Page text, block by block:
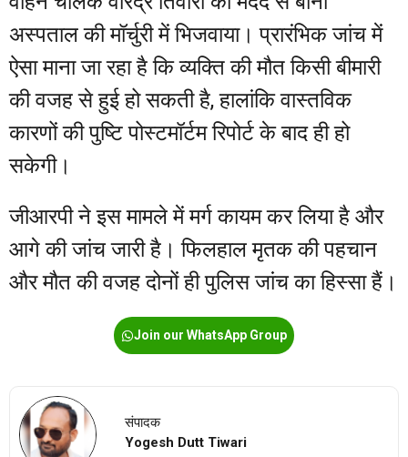
अस्पताल की मॉर्चुरी में भिजवाया। प्रारंभिक जांच में
ऐसा माना जा रहा है कि व्यक्ति की मौत किसी बीमारी
की वजह से हुई हो सकती है, हालांकि वास्तविक
कारणों की पुष्टि पोस्टमॉर्टम रिपोर्ट के बाद ही हो
सकेगी।
जीआरपी ने इस मामले में मर्ग कायम कर लिया है और
आगे की जांच जारी है। फिलहाल मृतक की पहचान
और मौत की वजह दोनों ही पुलिस जांच का हिस्सा हैं।
Join our WhatsApp Group
संपादक
Yogesh Dutt Tiwari